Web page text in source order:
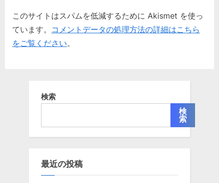
このサイトはスパムを低減するために Akismet を使っ
ています。 コメントデータの処理方法の詳細はこちら
をご覧ください。
検索
検
索
最近の投稿